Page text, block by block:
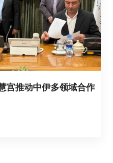
宫推动中伊多领域合作